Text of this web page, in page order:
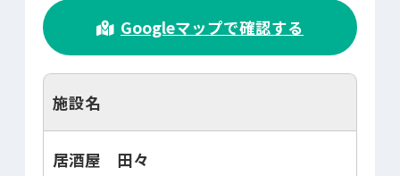
Googleマップで確認する
施設名
居酒屋 田々